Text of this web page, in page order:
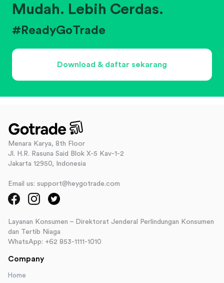
Mudah. Lebih Cerdas.
#ReadyGoTrade
Download & daftar sekarang
Menara Karya, 8th Floor
Jl. H.R. Rasuna Said Blok X-5 Kav-1-2
Jakarta 12950, Indonesia
Email us: support@heygotrade.com
Layanan Konsumen – Direktorat Jenderal Perlindungan Konsumen
dan Tertib Niaga
WhatsApp: +62 853-1111-1010
Company
Home